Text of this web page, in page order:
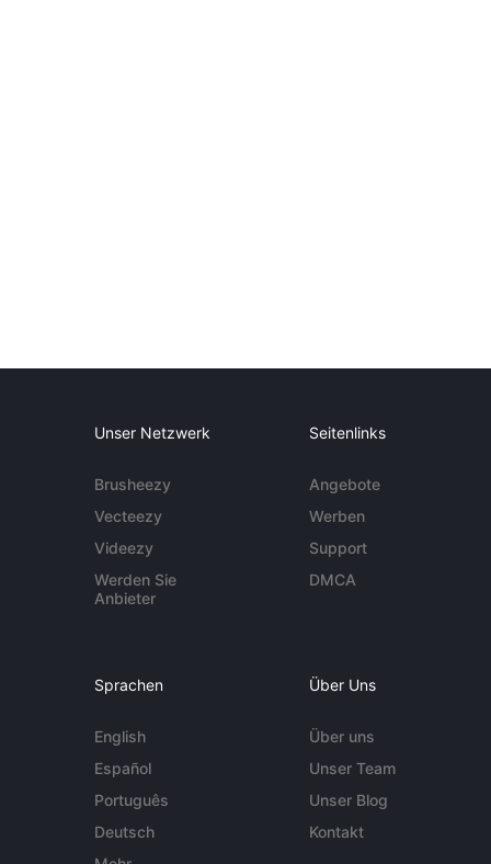
Unser Netzwerk
Brusheezy
Vecteezy
Videezy
Werden Sie
Anbieter
Seitenlinks
Angebote
Werben
Support
DMCA
Sprachen
English
Español
Português
Deutsch
Über Uns
Über uns
Unser Team
Unser Blog
Kontakt